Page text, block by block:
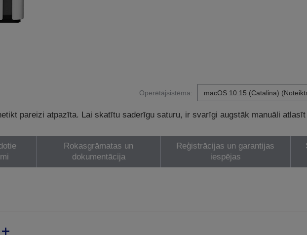
Operētājsistēma:
pareizi atpazīta. Lai skatītu saderīgu saturu, ir svarīgi augstāk manuāli atlasīt
Rokasgrāmatas un
dokumentācija
Reģistrācijas un garantijas
iespējas